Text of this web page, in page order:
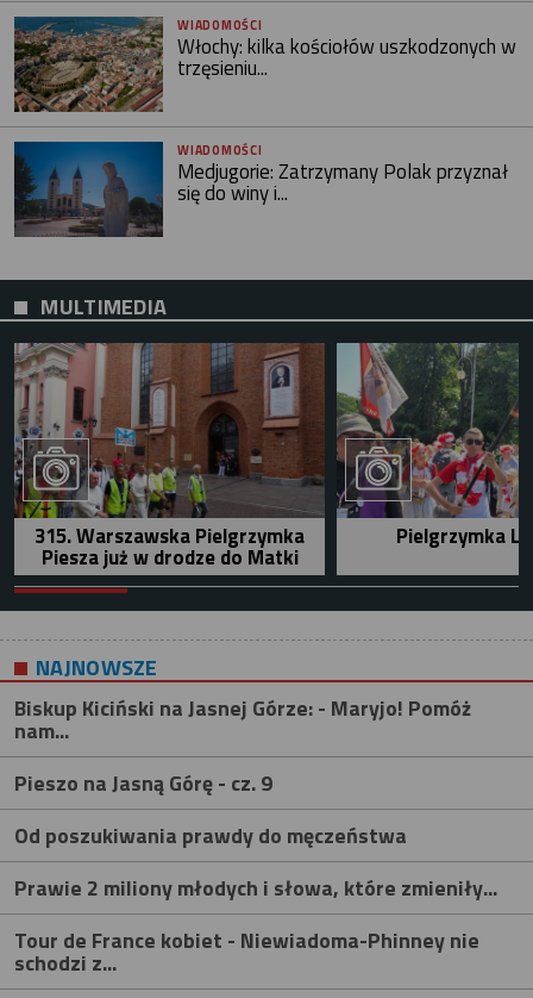
WIADOMOŚCI
Włochy: kilka kościołów uszkodzonych w
trzęsieniu...
WIADOMOŚCI
Medjugorie: Zatrzymany Polak przyznał
się do winy i...
MULTIMEDIA
315. Warszawska Pielgrzymka
Piesza już w drodze do Matki
Pielgrzymka
NAJNOWSZE
Biskup Kiciński na Jasnej Górze: - Maryjo! Pomóż
nam...
Pieszo na Jasną Górę - cz. 9
Od poszukiwania prawdy do męczeństwa
Prawie 2 miliony młodych i słowa, które zmieniły...
Tour de France kobiet - Niewiadoma-Phinney nie
schodzi z...